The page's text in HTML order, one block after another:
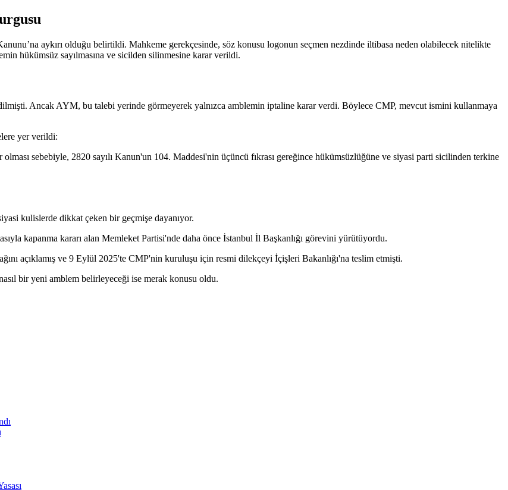
aykırı olduğu belirtildi. Mahkeme gerekçesinde, söz konusu logonun seçmen nezdinde iltibasa neden olabilecek nitelikte
hükümsüz sayılmasına ve sicilden silinmesine karar verildi.
Ancak AYM, bu talebi yerinde görmeyerek yalnızca amblemin iptaline karar verdi. Böylece CMP, mevcut ismini kullanmaya
yer verildi:
sebebiyle, 2820 sayılı Kanun'un 104. Maddesi'nin üçüncü fıkrası gereğince hükümsüzlüğüne ve siyasi parti sicilinden terkine
kulislerde dikkat çeken bir geçmişe dayanıyor.
kapanma kararı alan Memleket Partisi'nde daha önce İstanbul İl Başkanlığı görevini yürütüyordu.
açıklamış ve 9 Eylül 2025'te CMP'nin kuruluşu için resmi dilekçeyi İçişleri Bakanlığı'na teslim etmişti.
bir yeni amblem belirleyeceği ise merak konusu oldu.